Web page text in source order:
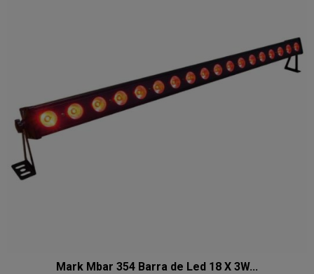
Mark Mbar 354 Barra de Led 18 X 3W...